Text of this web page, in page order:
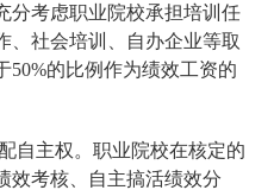
分考虑职业院校承担培训任
、社会培训、自办企业等取
50%的比例作为绩效工资的
自主权。职业院校在核定的
效考核、自主搞活绩效分